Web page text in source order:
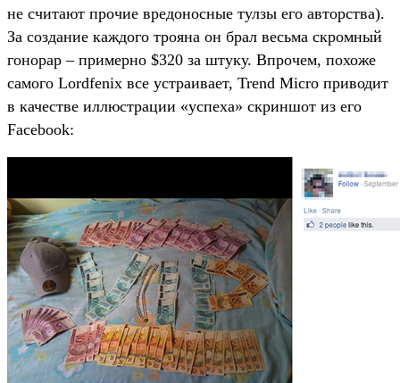
не считают прочие вредоносные тулзы его авторства).
За создание каждого трояна он брал весьма скромный
гонорар – примерно $320 за штуку. Впрочем, похоже
самого Lordfenix все устраивает, Trend Micro приводит
в качестве иллюстрации «успеха» скриншот из его
Facebook: